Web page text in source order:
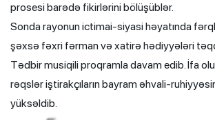
prosesi barədə fikirlərini bölüşüblər.
Sonda rayonun ictimai-siyasi həyatında
şəxsə fəxri fərman və xatirə hədiyyələri
Tədbir musiqili proqramla davam edib. İfa
rəqslər iştirakçıların bayram əhvali-
yüksəldib.